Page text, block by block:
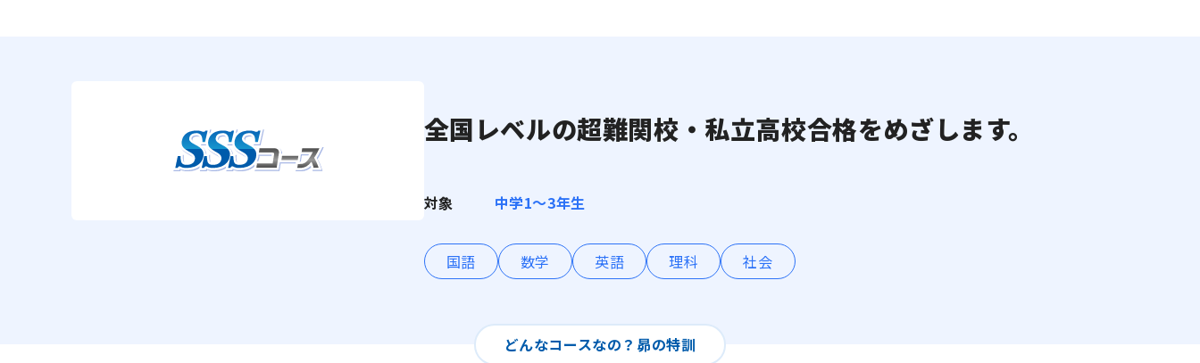
全国レベルの超難関校・私立高校合格をめざします。
対象 中学1〜3年生
国語 数学 英語 理科 社会
どんなコースなの？ 昴の特訓